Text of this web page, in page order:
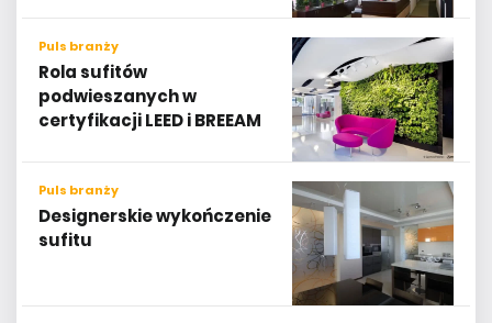
Puls branży
Rola sufitów
podwieszanych w
certyfikacji LEED i BREEAM
Puls branży
Designerskie wykończenie
sufitu